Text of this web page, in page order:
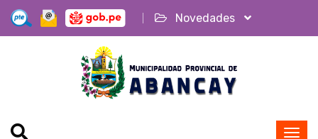
Novedades